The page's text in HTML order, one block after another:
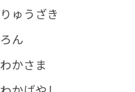
りゅうざき
ろん
わかさま